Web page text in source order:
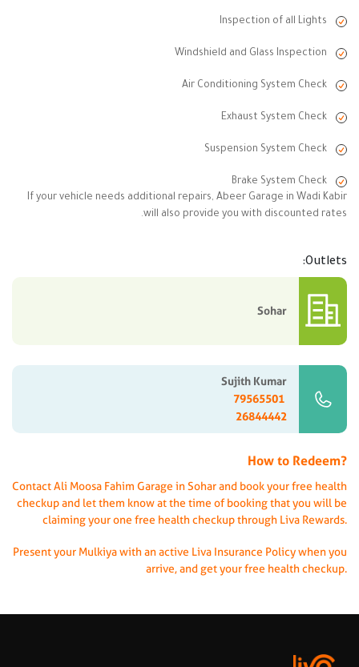
Inspection of all Lights
Windshield and Glass Inspection
Air Conditioning System Check
Exhaust System Check
Suspension System Check
Brake System Check
If your vehicle needs additional repairs, Abeer Garage in Wadi Kabir
will also provide you with discounted rates.
Outlets:
Sohar
Sujith Kumar
79565501
26844442
How to Redeem?
Contact Ali Moosa Fahim Garage in Sohar and book your free health
checkup and let them know at the time of booking that you will be
claiming your one free health checkup through Liva Rewards.
Present your Mulkiya with an active Liva Insurance Policy when you
arrive, and get your free health checkup.